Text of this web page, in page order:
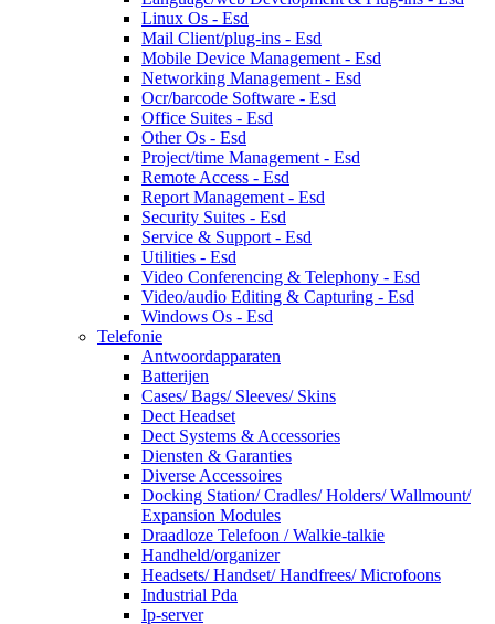
Linux Os - Esd
Mail Client/plug-ins - Esd
Mobile Device Management - Esd
Networking Management - Esd
Ocr/barcode Software - Esd
Office Suites - Esd
Other Os - Esd
Project/time Management - Esd
Remote Access - Esd
Report Management - Esd
Security Suites - Esd
Service & Support - Esd
Utilities - Esd
Video Conferencing & Telephony - Esd
Video/audio Editing & Capturing - Esd
Windows Os - Esd
Telefonie
Antwoordapparaten
Batterijen
Cases/ Bags/ Sleeves/ Skins
Dect Headset
Dect Systems & Accessories
Diensten & Garanties
Diverse Accessoires
Docking Station/ Cradles/ Holders/ Wallmount/
Expansion Modules
Draadloze Telefoon / Walkie-talkie
Handheld/organizer
Headsets/ Handset/ Handfrees/ Microfoons
Industrial Pda
Ip-server